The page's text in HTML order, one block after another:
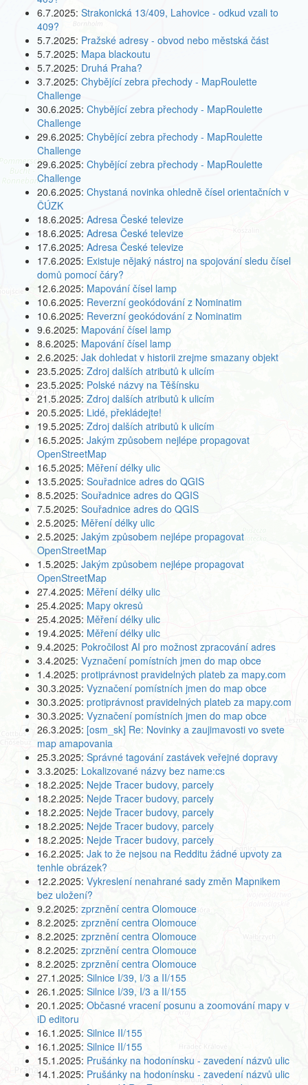
6.7.2025: Strakonická 13/409, Lahovice - odkud vzali to
409?
5.7.2025: Pražské adresy - obvod nebo městská část
5.7.2025: Mapa blackoutu
5.7.2025: Druhá Praha?
3.7.2025: Chybějící zebra přechody - MapRoulette
Challenge
30.6.2025: Chybějící zebra přechody - MapRoulette
Challenge
29.6.2025: Chybějící zebra přechody - MapRoulette
Challenge
29.6.2025: Chybějící zebra přechody - MapRoulette
Challenge
20.6.2025: Chystaná novinka ohledně čísel orientačních v
ČÚZK
18.6.2025: Adresa České televize
18.6.2025: Adresa České televize
17.6.2025: Adresa České televize
17.6.2025: Existuje nějaký nástroj na spojování sledu čísel
domů pomocí čáry?
12.6.2025: Mapování čísel lamp
10.6.2025: Reverzní geokódování z Nominatim
10.6.2025: Reverzní geokódování z Nominatim
9.6.2025: Mapování čísel lamp
8.6.2025: Mapování čísel lamp
2.6.2025: Jak dohledat v historii zrejme smazany objekt
23.5.2025: Zdroj dalších atributů k ulicím
23.5.2025: Polské názvy na Těšínsku
21.5.2025: Zdroj dalších atributů k ulicím
20.5.2025: Lidé, překládejte!
19.5.2025: Zdroj dalších atributů k ulicím
16.5.2025: Jakým způsobem nejlépe propagovat
OpenStreetMap
16.5.2025: Měření délky ulic
13.5.2025: Souřadnice adres do QGIS
8.5.2025: Souřadnice adres do QGIS
7.5.2025: Souřadnice adres do QGIS
2.5.2025: Měření délky ulic
2.5.2025: Jakým způsobem nejlépe propagovat
OpenStreetMap
1.5.2025: Jakým způsobem nejlépe propagovat
OpenStreetMap
27.4.2025: Měření délky ulic
25.4.2025: Mapy okresů
25.4.2025: Měření délky ulic
19.4.2025: Měření délky ulic
9.4.2025: Pokročilost AI pro možnost zpracování adres
3.4.2025: Vyznačení pomístních jmen do map obce
1.4.2025: protiprávnost pravidelných plateb za mapy.com
30.3.2025: Vyznačení pomístních jmen do map obce
30.3.2025: protiprávnost pravidelných plateb za mapy.com
30.3.2025: Vyznačení pomístních jmen do map obce
26.3.2025: [osm_sk] Re: Novinky a zaujimavosti vo svete
map amapovania
25.3.2025: Správné tagování zastávek veřejné dopravy
3.3.2025: Lokalizované názvy bez name:cs
18.2.2025: Nejde Tracer budovy, parcely
18.2.2025: Nejde Tracer budovy, parcely
18.2.2025: Nejde Tracer budovy, parcely
18.2.2025: Nejde Tracer budovy, parcely
18.2.2025: Nejde Tracer budovy, parcely
16.2.2025: Jak to že nejsou na Redditu žádné upvoty za
tenhle obrázek?
12.2.2025: Vykreslení nenahrané sady změn Mapnikem
bez uložení?
9.2.2025: zprznění centra Olomouce
8.2.2025: zprznění centra Olomouce
8.2.2025: zprznění centra Olomouce
8.2.2025: zprznění centra Olomouce
8.2.2025: zprznění centra Olomouce
27.1.2025: Silnice I/39, I/3 a II/155
26.1.2025: Silnice I/39, I/3 a II/155
20.1.2025: Občasné vracení posunu a zoomování mapy v
iD editoru
16.1.2025: Silnice II/155
16.1.2025: Silnice II/155
15.1.2025: Prušánky na hodonínsku - zavedení názvů ulic
14.1.2025: Prušánky na hodonínsku - zavedení názvů ulic